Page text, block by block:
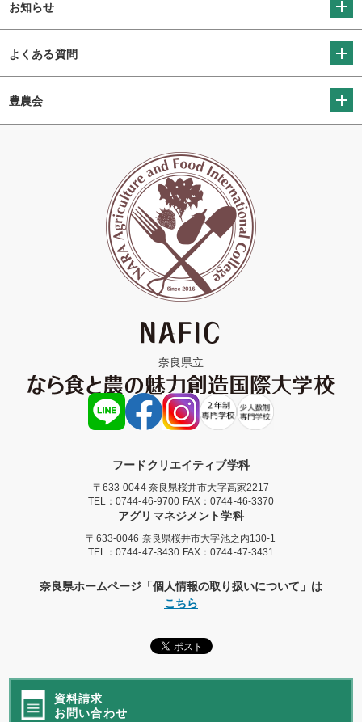
お知らせ
よくある質問
豊農会
奈良県立
フードクリエイティブ学科
〒633-0044 奈良県桜井市大字高家2217
TEL：0744-46-9700 FAX：0744-46-3370
アグリマネジメント学科
〒633-0046 奈良県桜井市大字池之内130-1
TEL：0744-47-3430 FAX：0744-47-3431
奈良県ホームページ「個人情報の取り扱いについて」は
こちら
資料請求
お問い合わせ